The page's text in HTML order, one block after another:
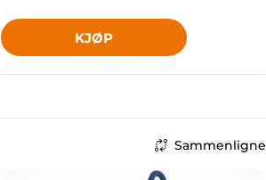
KJØP
Sammenligne